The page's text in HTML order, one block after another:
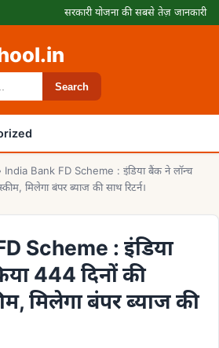
सरकारी योजना की सबसे तेज़ जानकारी
Search
India Bank FD Scheme : इंडिया बैंक ने लॉन्च
मिलेगा बंपर ब्याज की साथ रिटर्न।
Scheme : इंडिया
444 दिनों की
मिलेगा बंपर ब्याज की